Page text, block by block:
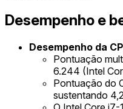
Desempenho e
Desempenho da
Pontuação
6.244 (Intel
Pontuação do
sustentando